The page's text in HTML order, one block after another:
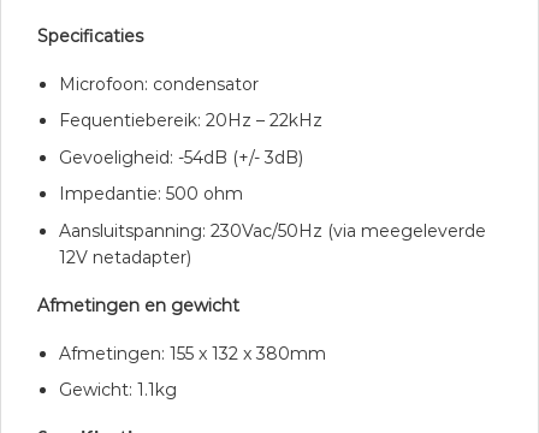
Specificaties
Microfoon: condensator
Fequentiebereik: 20Hz – 22kHz
Gevoeligheid: -54dB (+/- 3dB)
Impedantie: 500 ohm
Aansluitspanning: 230Vac/50Hz (via meegeleverde
12V netadapter)
Afmetingen en gewicht
Afmetingen: 155 x 132 x 380mm
Gewicht: 1.1kg